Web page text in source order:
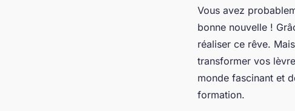
Découvrez comment
lèvres parfaites
formation candy lips
Vous avez
bonne nouvelle !
réaliser ce rêve.
transformer vos
monde fascinant et
formation.